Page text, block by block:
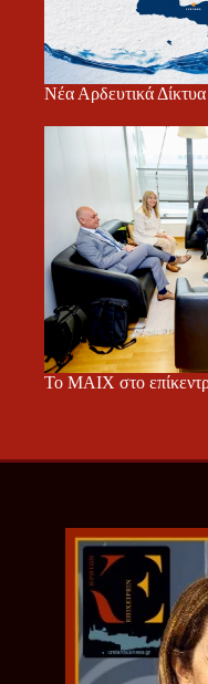
Νέα Αρδευτικά
Το ΜΑΙΧ στο